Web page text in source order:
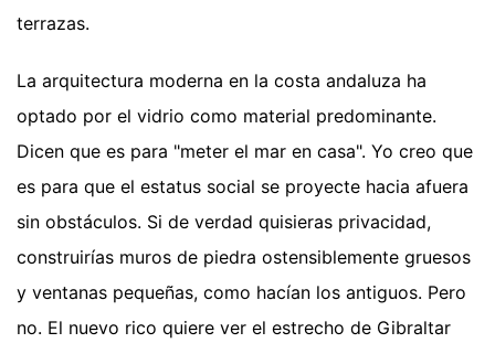
terrazas.
La arquitectura moderna en la costa andaluza ha
optado por el vidrio como material predominante.
Dicen que es para "meter el mar en casa". Yo creo que
es para que el estatus social se proyecte hacia afuera
sin obstáculos. Si de verdad quisieras privacidad,
construirías muros de piedra ostensiblemente gruesos
y ventanas pequeñas, como hacían los antiguos. Pero
no. El nuevo rico quiere ver el estrecho de Gibraltar